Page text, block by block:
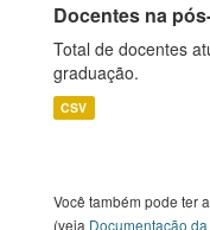
Docentes na
Total de docentes
graduação.
CSV
Você também pode ter
(veja Documentação